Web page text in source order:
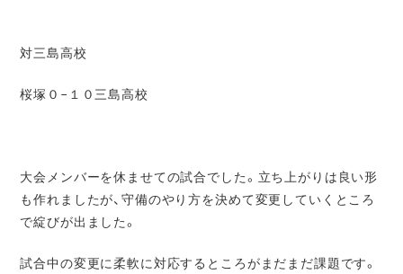
対三島高校
桜塚０−１０三島高校
大会メンバーを休ませての試合でした。立ち上がりは良い形
も作れましたが、守備のやり方を決めて変更していくところ
で綻びが出ました。
試合中の変更に柔軟に対応するところがまだまだ課題です。